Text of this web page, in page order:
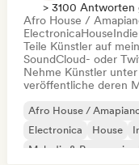
> 3100 Antworten
Afro House /
ElectronicaHouse
Teile Künstler auf
SoundCloud- oder
Nehme Künstler
veröffentliche deren
Afro House /
Electronica
House
Melodic & Progressive